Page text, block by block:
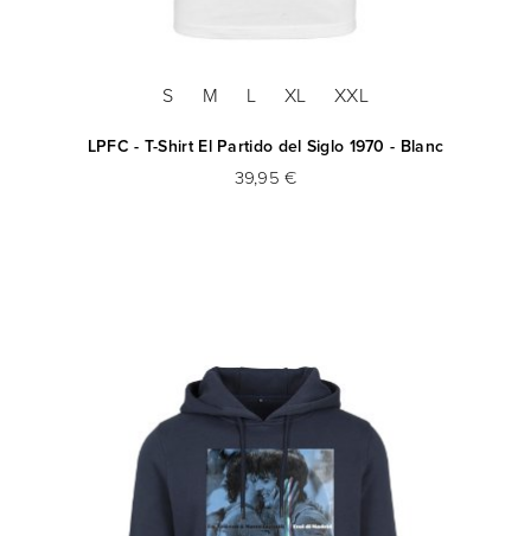
S M L XL XXL
LPFC - T-Shirt El Partido del Siglo 1970 - Blanc
39,95 €